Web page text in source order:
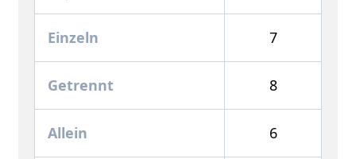
Einzeln 7
Getrennt 8
Allein 6